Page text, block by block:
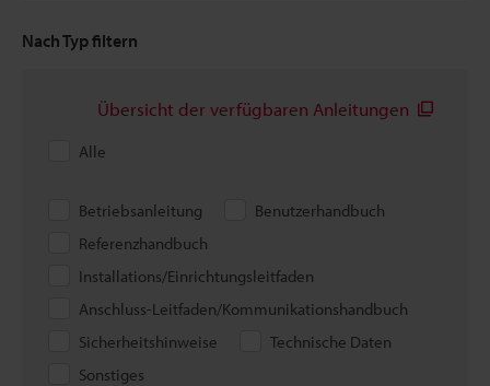
Nach Typ filtern
Übersicht der verfügbaren Anleitungen
Alle
Betriebsanleitung
Benutzerhandbuch
Referenzhandbuch
Installations/Einrichtungsleitfaden
Anschluss-Leitfaden/Kommunikationshandbuch
Sicherheitshinweise
Technische Daten
Sonstiges